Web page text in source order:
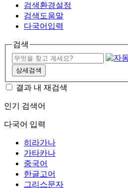
검색환경설정
검색도움말
다국어입력
검색
상세검색
결과 내 재검색
인기 검색어
다국어 입력
히라가나
가타카나
중국어
한글고어
그리스문자